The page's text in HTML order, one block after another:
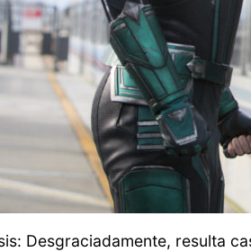
Desgraciadamente, resulta